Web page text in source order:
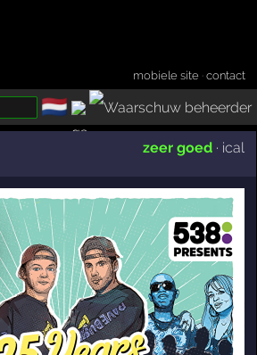
mobiele site ·contact
🇳🇱
zeer goed · ical